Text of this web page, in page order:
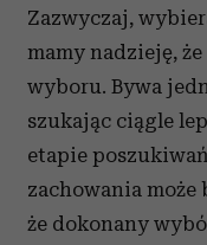
Zazwyczaj,
mamy nadzieję,
wyboru. Bywa
szukając ciągle
etapie
zachowania
że dokonany